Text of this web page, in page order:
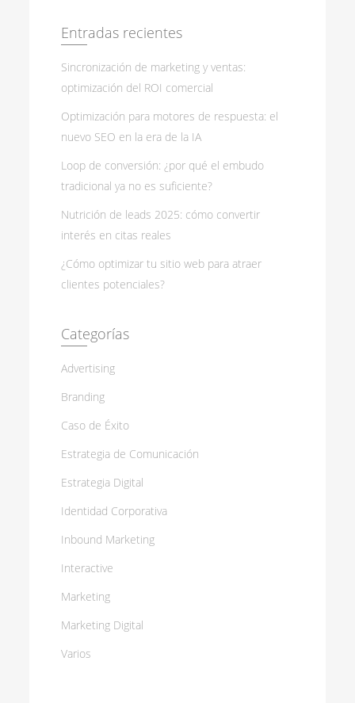
Entradas recientes
Sincronización de marketing y ventas:
optimización del ROI comercial
Optimización para motores de respuesta: el
nuevo SEO en la era de la IA
Loop de conversión: ¿por qué el embudo
tradicional ya no es suficiente?
Nutrición de leads 2025: cómo convertir
interés en citas reales
¿Cómo optimizar tu sitio web para atraer
clientes potenciales?
Categorías
Advertising
Branding
Caso de Éxito
Estrategia de Comunicación
Estrategia Digital
Identidad Corporativa
Inbound Marketing
Interactive
Marketing
Marketing Digital
Varios